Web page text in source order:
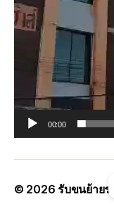
00:00
© 2026รับขนย้ายร